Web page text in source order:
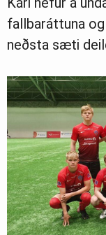
fallbaráttuna
neðsta sæti